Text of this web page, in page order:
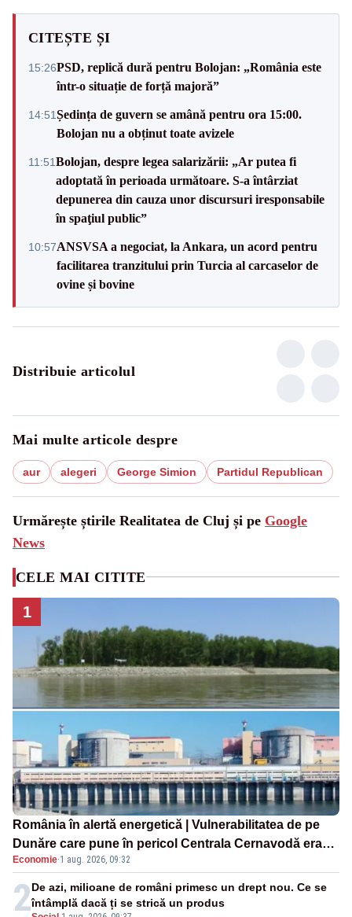
CITEȘTE ȘI
15:26PSD, replică dură pentru Bolojan: „România este
într-o situație de forță majoră”
14:51Ședința de guvern se amână pentru ora 15:00.
Bolojan nu a obținut toate avizele
11:51Bolojan, despre legea salarizării: „Ar putea fi
adoptată în perioada următoare. S-a întârziat
depunerea din cauza unor discursuri iresponsabile
în spaţiul public”
10:57ANSVSA a negociat, la Ankara, un acord pentru
facilitarea tranzitului prin Turcia al carcaselor de
ovine și bovine
Distribuie articolul
Mai multe articole despre
aur alegeri George Simion Partidul Republican
Urmărește știrile Realitatea de Cluj și pe Google
News
CELE MAI CITITE
1
România în alertă energetică | Vulnerabilitatea de pe
Dunăre care pune în pericol Centrala Cernavodă era
cunoscută de pe vremea lui Ceaușescu
Economie·1 aug. 2026, 09:32
2De azi, milioane de români primesc un drept nou. Ce se
întâmplă dacă ți se strică un produs